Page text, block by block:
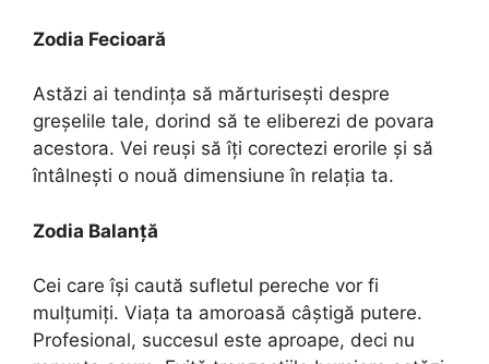
Zodia Fecioară
Astăzi ai tendința să mărturisești despre
greșelile tale, dorind să te eliberezi de povara
acestora. Vei reuși să îți corectezi erorile și să
întâlnești o nouă dimensiune în relația ta.
Zodia Balanță
Cei care își caută sufletul pereche vor fi
mulțumiți. Viața ta amoroasă câștigă putere.
Profesional, succesul este aproape, deci nu